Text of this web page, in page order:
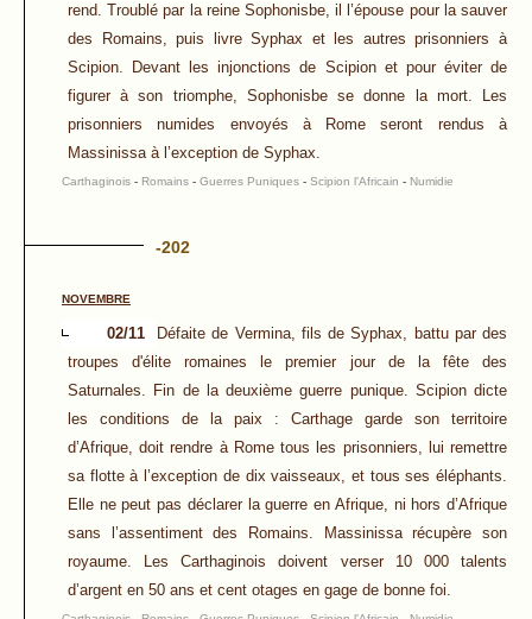
rend. Troublé par la reine Sophonisbe, il l’épouse pour la sauver
des Romains, puis livre Syphax et les autres prisonniers à
Scipion. Devant les injonctions de Scipion et pour éviter de
figurer à son triomphe, Sophonisbe se donne la mort. Les
prisonniers numides envoyés à Rome seront rendus à
Massinissa à l’exception de Syphax.
Carthaginois - Romains - Guerres Puniques - Scipion l'Africain - Numidie
-202
NOVEMBRE
02/11
Défaite de Vermina, fils de Syphax, battu par des
troupes d'élite romaines le premier jour de la fête des
Saturnales. Fin de la deuxième guerre punique. Scipion dicte
les conditions de la paix : Carthage garde son territoire
d’Afrique, doit rendre à Rome tous les prisonniers, lui remettre
sa flotte à l’exception de dix vaisseaux, et tous ses éléphants.
Elle ne peut pas déclarer la guerre en Afrique, ni hors d’Afrique
sans l’assentiment des Romains. Massinissa récupère son
royaume. Les Carthaginois doivent verser 10 000 talents
d’argent en 50 ans et cent otages en gage de bonne foi.